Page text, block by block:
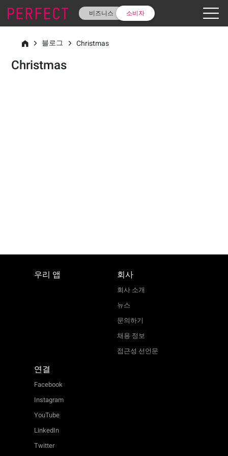
비즈니스 소비자
블로그 Christmas
Christmas
우리 앱 회사
회사 소개
뉴스
문의하기
채용 정보
접근성 선언문
연결
Facebook
Instagram
YouTube
LinkedIn
Twitter